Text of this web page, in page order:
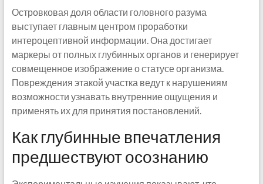
Островковая доля области головного разума
выступает главным центром проработки
интероцептивной информации. Она достигает
маркеры от полных глубинных органов и генерирует
совмещенное изображение о статусе организма.
Повреждения этакой участка ведут к нарушениям
возможности узнавать внутренние ощущения и
применять их для принятия постановлений.
Как глубинные впечатления
предшествуют осознанию